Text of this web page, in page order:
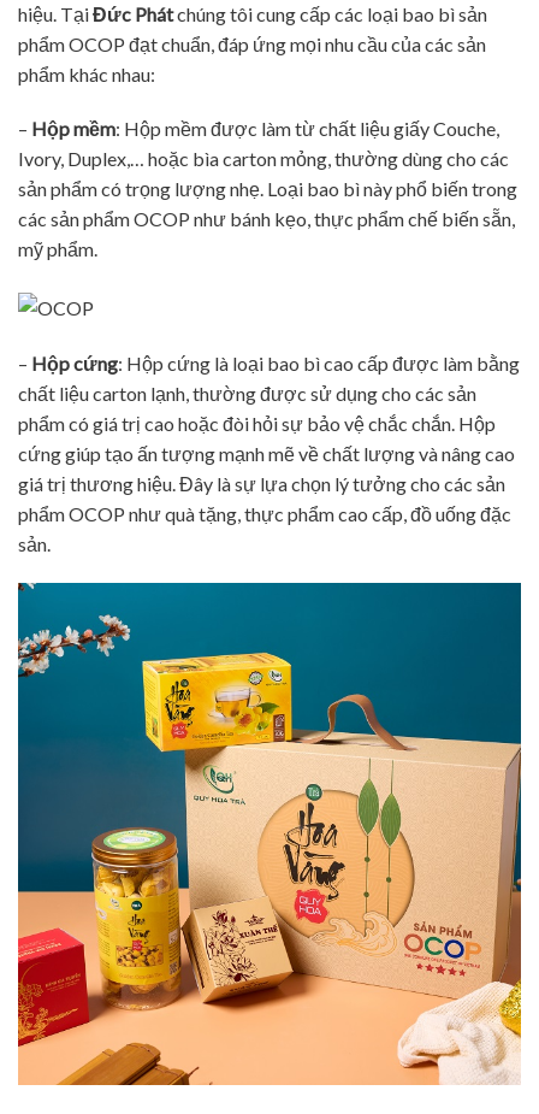
hiệu. TạiĐức Phátchúng tôi cung cấp các loại bao bì sản
phẩm OCOP đạt chuẩn, đáp ứng mọi nhu cầu của các sản
phẩm khác nhau:
– Hộp mềm: Hộp mềm được làm từ chất liệu giấy Couche,
Ivory, Duplex,… hoặc bìa carton mỏng, thường dùng cho các
sản phẩm có trọng lượng nhẹ. Loại bao bì này phổ biến trong
các sản phẩm OCOP như bánh kẹo, thực phẩm chế biến sẵn,
mỹ phẩm.
– Hộp cứng: Hộp cứng là loại bao bì cao cấp được làm bằng
chất liệu carton lạnh, thường được sử dụng cho các sản
phẩm có giá trị cao hoặc đòi hỏi sự bảo vệ chắc chắn. Hộp
cứng giúp tạo ấn tượng mạnh mẽ về chất lượng và nâng cao
giá trị thương hiệu. Đây là sự lựa chọn lý tưởng cho các sản
phẩm OCOP như quà tặng, thực phẩm cao cấp, đồ uống đặc
sản.